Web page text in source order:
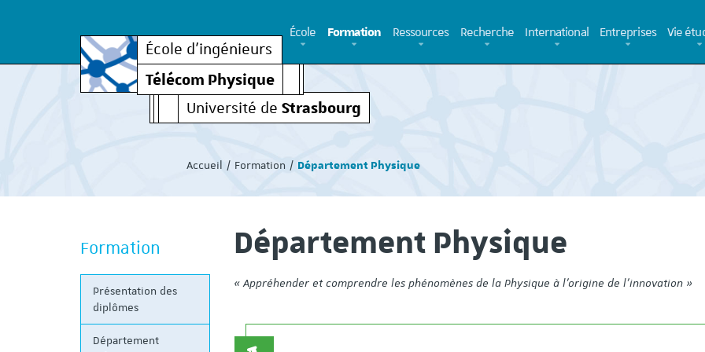
École d’ingénieurs
Télécom Physique
Université deStrasbourg
École Formation Ressources Recherche International Entreprises Vie
Accueil Formation Département Physique
Formation
Présentation des
diplômes
Département
Département Physique
« Appréhender et comprendre les phénomènes de la Physique à l’origine de l’innovation »